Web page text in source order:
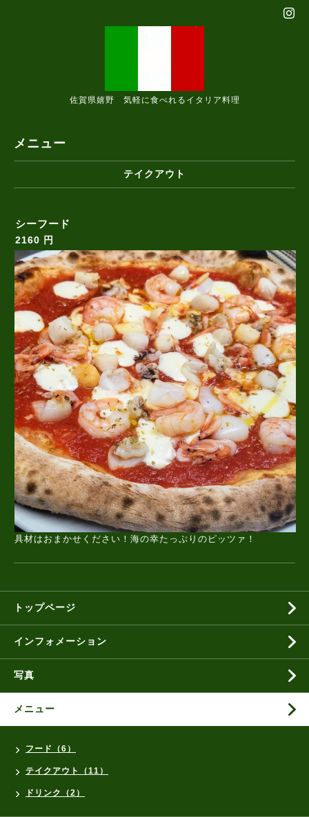
佐賀県嬉野 気軽に食べれるイタリア料理
メニュー
テイクアウト
シーフード
2160 円
具材はおまかせください！海の幸たっぷりのピッツァ！
トップページ
インフォメーション
写真
メニュー
フード（6）
テイクアウト（11）
ドリンク（2）